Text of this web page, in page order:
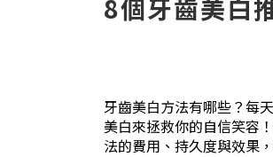
8個牙齒美白
牙齒美白方法有哪些？每
美白來拯救你的自信笑容
法的費用、持久度與效果